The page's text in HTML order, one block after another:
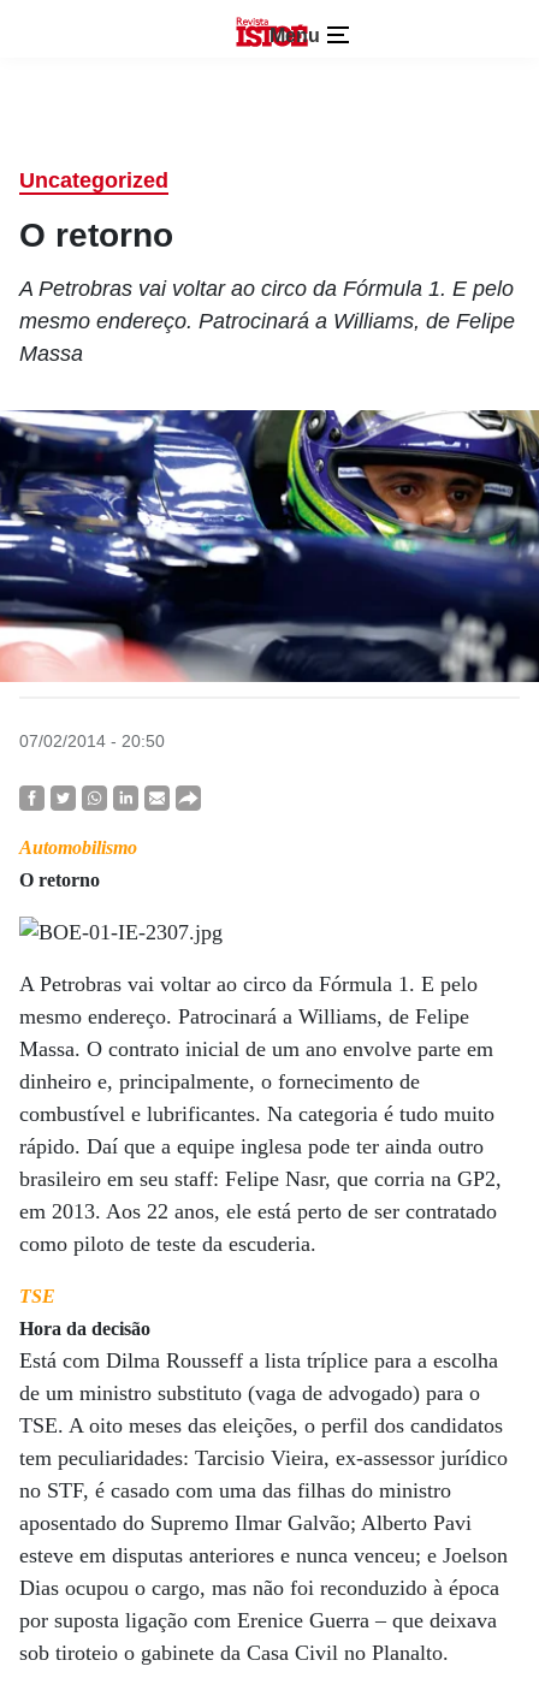
Menu
Uncategorized
O retorno
A Petrobras vai voltar ao circo da Fórmula 1. E pelo
mesmo endereço. Patrocinará a Williams, de Felipe
Massa
07/02/2014 - 20:50
Automobilismo
O retorno
A Petrobras vai voltar ao circo da Fórmula 1. E pelo
mesmo endereço. Patrocinará a Williams, de Felipe
Massa. O contrato inicial de um ano envolve parte em
dinheiro e, principalmente, o fornecimento de
combustível e lubrificantes. Na categoria é tudo muito
rápido. Daí que a equipe inglesa pode ter ainda outro
brasileiro em seu staff: Felipe Nasr, que corria na GP2,
em 2013. Aos 22 anos, ele está perto de ser contratado
como piloto de teste da escuderia.
TSE
Hora da decisão
Está com Dilma Rousseff a lista tríplice para a escolha
de um ministro substituto (vaga de advogado) para o
TSE. A oito meses das eleições, o perfil dos candidatos
tem peculiaridades: Tarcisio Vieira, ex-assessor jurídico
no STF, é casado com uma das filhas do ministro
aposentado do Supremo Ilmar Galvão; Alberto Pavi
esteve em disputas anteriores e nunca venceu; e Joelson
Dias ocupou o cargo, mas não foi reconduzido à época
por suposta ligação com Erenice Guerra – que deixava
sob tiroteio o gabinete da Casa Civil no Planalto.